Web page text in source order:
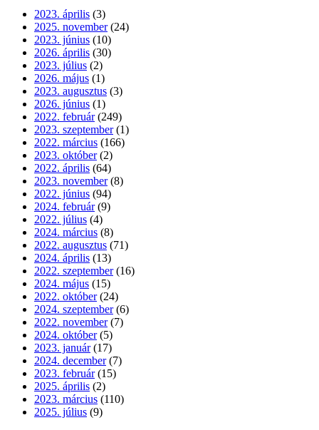
2023. április (3)
2025. november (24)
2023. június (10)
2026. április (30)
2023. július (2)
2026. május (1)
2023. augusztus (3)
2026. június (1)
2022. február (249)
2023. szeptember (1)
2022. március (166)
2023. október (2)
2022. április (64)
2023. november (8)
2022. június (94)
2024. február (9)
2022. július (4)
2024. március (8)
2022. augusztus (71)
2024. április (13)
2022. szeptember (16)
2024. május (15)
2022. október (24)
2024. szeptember (6)
2022. november (7)
2024. október (5)
2023. január (17)
2024. december (7)
2023. február (15)
2025. április (2)
2023. március (110)
2025. július (9)